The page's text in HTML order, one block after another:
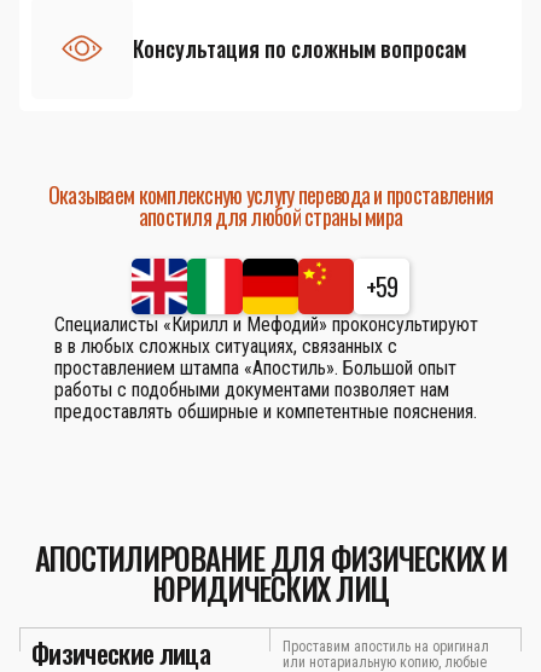
Консультация по сложным вопросам
Оказываем комплексную услугу перевода и проставления
апостиля для любой страны мира
+59
Специалисты «Кирилл и Мефодий» проконсультируют
в в любых сложных ситуациях, связанных с
проставлением штампа «Апостиль». Большой опыт
работы с подобными документами позволяет нам
предоставлять обширные и компетентные пояснения.
АПОСТИЛИРОВАНИЕ ДЛЯ ФИЗИЧЕСКИХ И
ЮРИДИЧЕСКИХ ЛИЦ
Физические лица
Проставим апостиль на оригинал
или нотариальную копию, любые